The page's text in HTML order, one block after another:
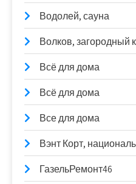
Водолей, сауна
Волков, загородный
Всё для дома
Всё для дома
Все для дома
Вэнт Корт,
ГазельРемонт46